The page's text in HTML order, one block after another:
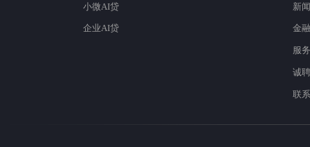
小微AI贷
企业AI贷
新
金
服
诚
联